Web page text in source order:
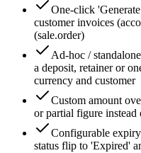
One-click
customer invoices
(sale.order)
Ad-hoc /
a deposit, retainer or
currency and customer
Custom amount
or partial figure
Configurable
status flip to 'Expired'